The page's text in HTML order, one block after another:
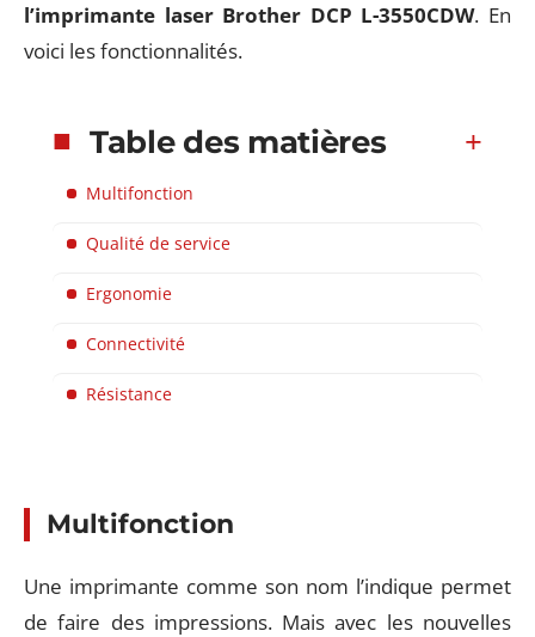
l’imprimante laser Brother DCP L-3550CDW. En
voici les fonctionnalités.
Table des matières
Multifonction
Qualité de service
Ergonomie
Connectivité
Résistance
Multifonction
Une imprimante comme son nom l’indique permet
de faire des impressions. Mais avec les nouvelles